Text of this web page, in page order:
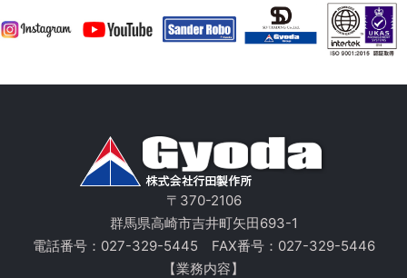
〒370-2106
群馬県高崎市吉井町矢田693-1
電話番号： 027-329-5445 FAX番号：027-329-5446
【業務内容】